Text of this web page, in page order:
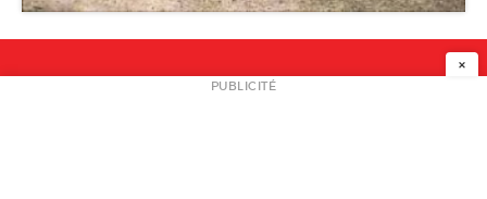
NEWSLETTER
×
PUBLICITÉ